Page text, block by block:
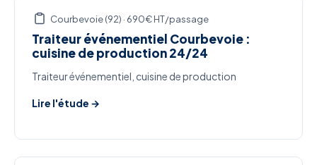
Courbevoie (92) · 690€ HT/passage
Traiteur événementiel Courbevoie :
cuisine de production 24/24
Traiteur événementiel, cuisine de production
Lire l'étude →